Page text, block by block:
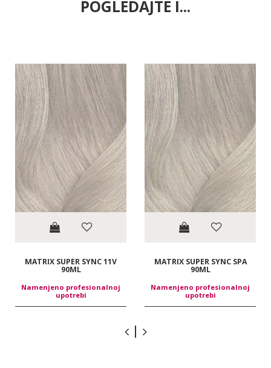
POGLEDAJTE I...
MATRIX SUPER SYNC 11V
90ML
Namenjeno profesionalnoj
upotrebi
MATRIX SUPER SYNC SPA
90ML
Namenjeno profesionalnoj
upotrebi